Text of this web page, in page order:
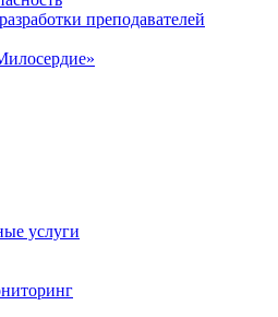
преподавателей
услуги